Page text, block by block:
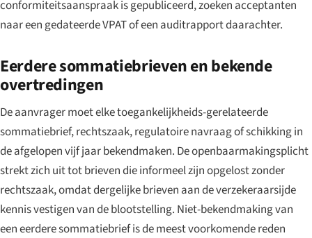
conformiteitsaanspraak is gepubliceerd, zoeken acceptanten
naar een gedateerde VPAT of een auditrapport daarachter.
Eerdere sommatiebrieven en bekende
overtredingen
De aanvrager moet elke toegankelijkheids-gerelateerde
sommatiebrief, rechtszaak, regulatoire navraag of schikking in
de afgelopen vijf jaar bekendmaken. De openbaarmakingsplicht
strekt zich uit tot brieven die informeel zijn opgelost zonder
rechtszaak, omdat dergelijke brieven aan de verzekeraarsijde
kennis vestigen van de blootstelling. Niet-bekendmaking van
een eerdere sommatiebrief is de meest voorkomende reden